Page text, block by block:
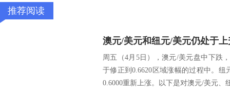
推荐阅读
澳元/美元和纽元/美元仍处于
周五（4月5日），澳元/美元盘中下跌
于修正到0.6620区域涨幅的过程中。
0.6000重新上涨。以下是对澳元/美元、